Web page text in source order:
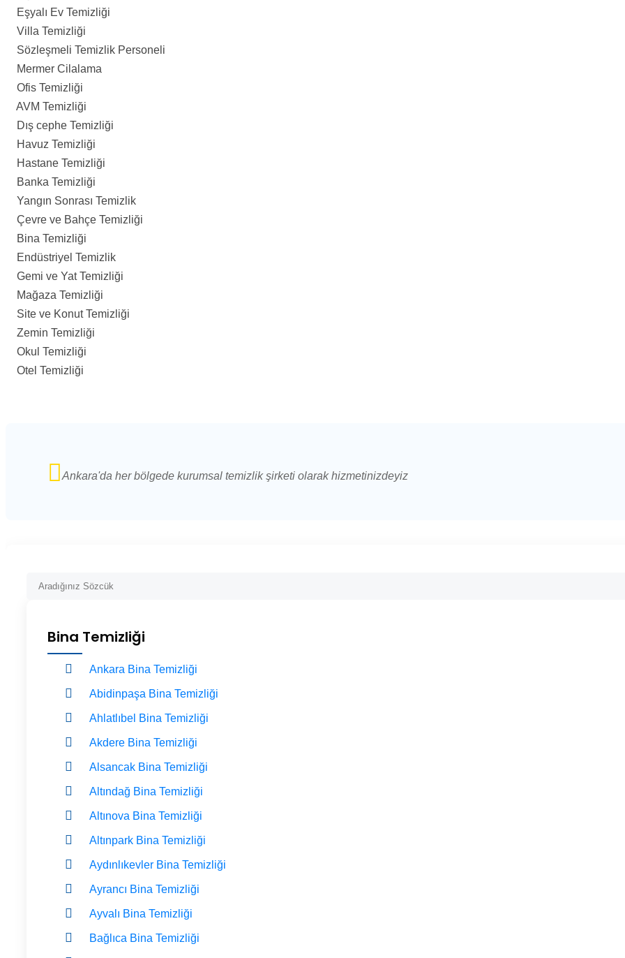
Eşyalı Ev Temizliği
Villa Temizliği
Sözleşmeli Temizlik Personeli
Mermer Cilalama
Ofis Temizliği
AVM Temizliği
Dış cephe Temizliği
Havuz Temizliği
Hastane Temizliği
Banka Temizliği
Yangın Sonrası Temizlik
Çevre ve Bahçe Temizliği
Bina Temizliği
Endüstriyel Temizlik
Gemi ve Yat Temizliği
Mağaza Temizliği
Site ve Konut Temizliği
Zemin Temizliği
Okul Temizliği
Otel Temizliği
Ankara'da her bölgede kurumsal temizlik şirketi olarak hizmetinizdeyiz
Bina Temizliği
Ankara Bina Temizliği
Abidinpaşa Bina Temizliği
Ahlatlıbel Bina Temizliği
Akdere Bina Temizliği
Alsancak Bina Temizliği
Altındağ Bina Temizliği
Altınova Bina Temizliği
Altınpark Bina Temizliği
Aydınlıkevler Bina Temizliği
Ayrancı Bina Temizliği
Ayvalı Bina Temizliği
Bağlıca Bina Temizliği